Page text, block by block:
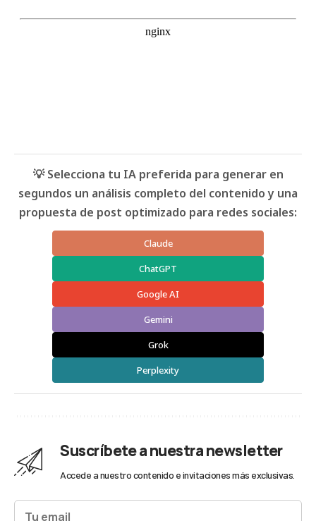
💡 Selecciona tu IA preferida para generar en
segundos un análisis completo del contenido y una
propuesta de post optimizado para redes sociales:
Claude
ChatGPT
Google AI
Gemini
Grok
Perplexity
Suscríbete a nuestra newsletter
Accede a nuestro contenido e invitaciones más exclusivas.